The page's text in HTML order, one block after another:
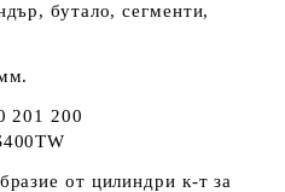
бутало, сегменти,
201 200
от цилиндри к-т за